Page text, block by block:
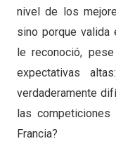
nivel de los
sino porque valida
le reconoció,
expectativas
verdaderamente
las
Francia?